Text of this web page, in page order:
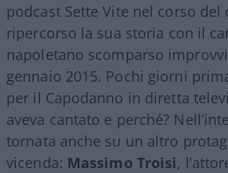
podcast Sette Vite nel corso del
ripercorso la sua storia con il
napoletano scomparso
gennaio 2015. Pochi giorni
per il Capodanno in diretta
aveva cantato e perché?
tornata anche su un altro
vicenda: Massimo Troisi,